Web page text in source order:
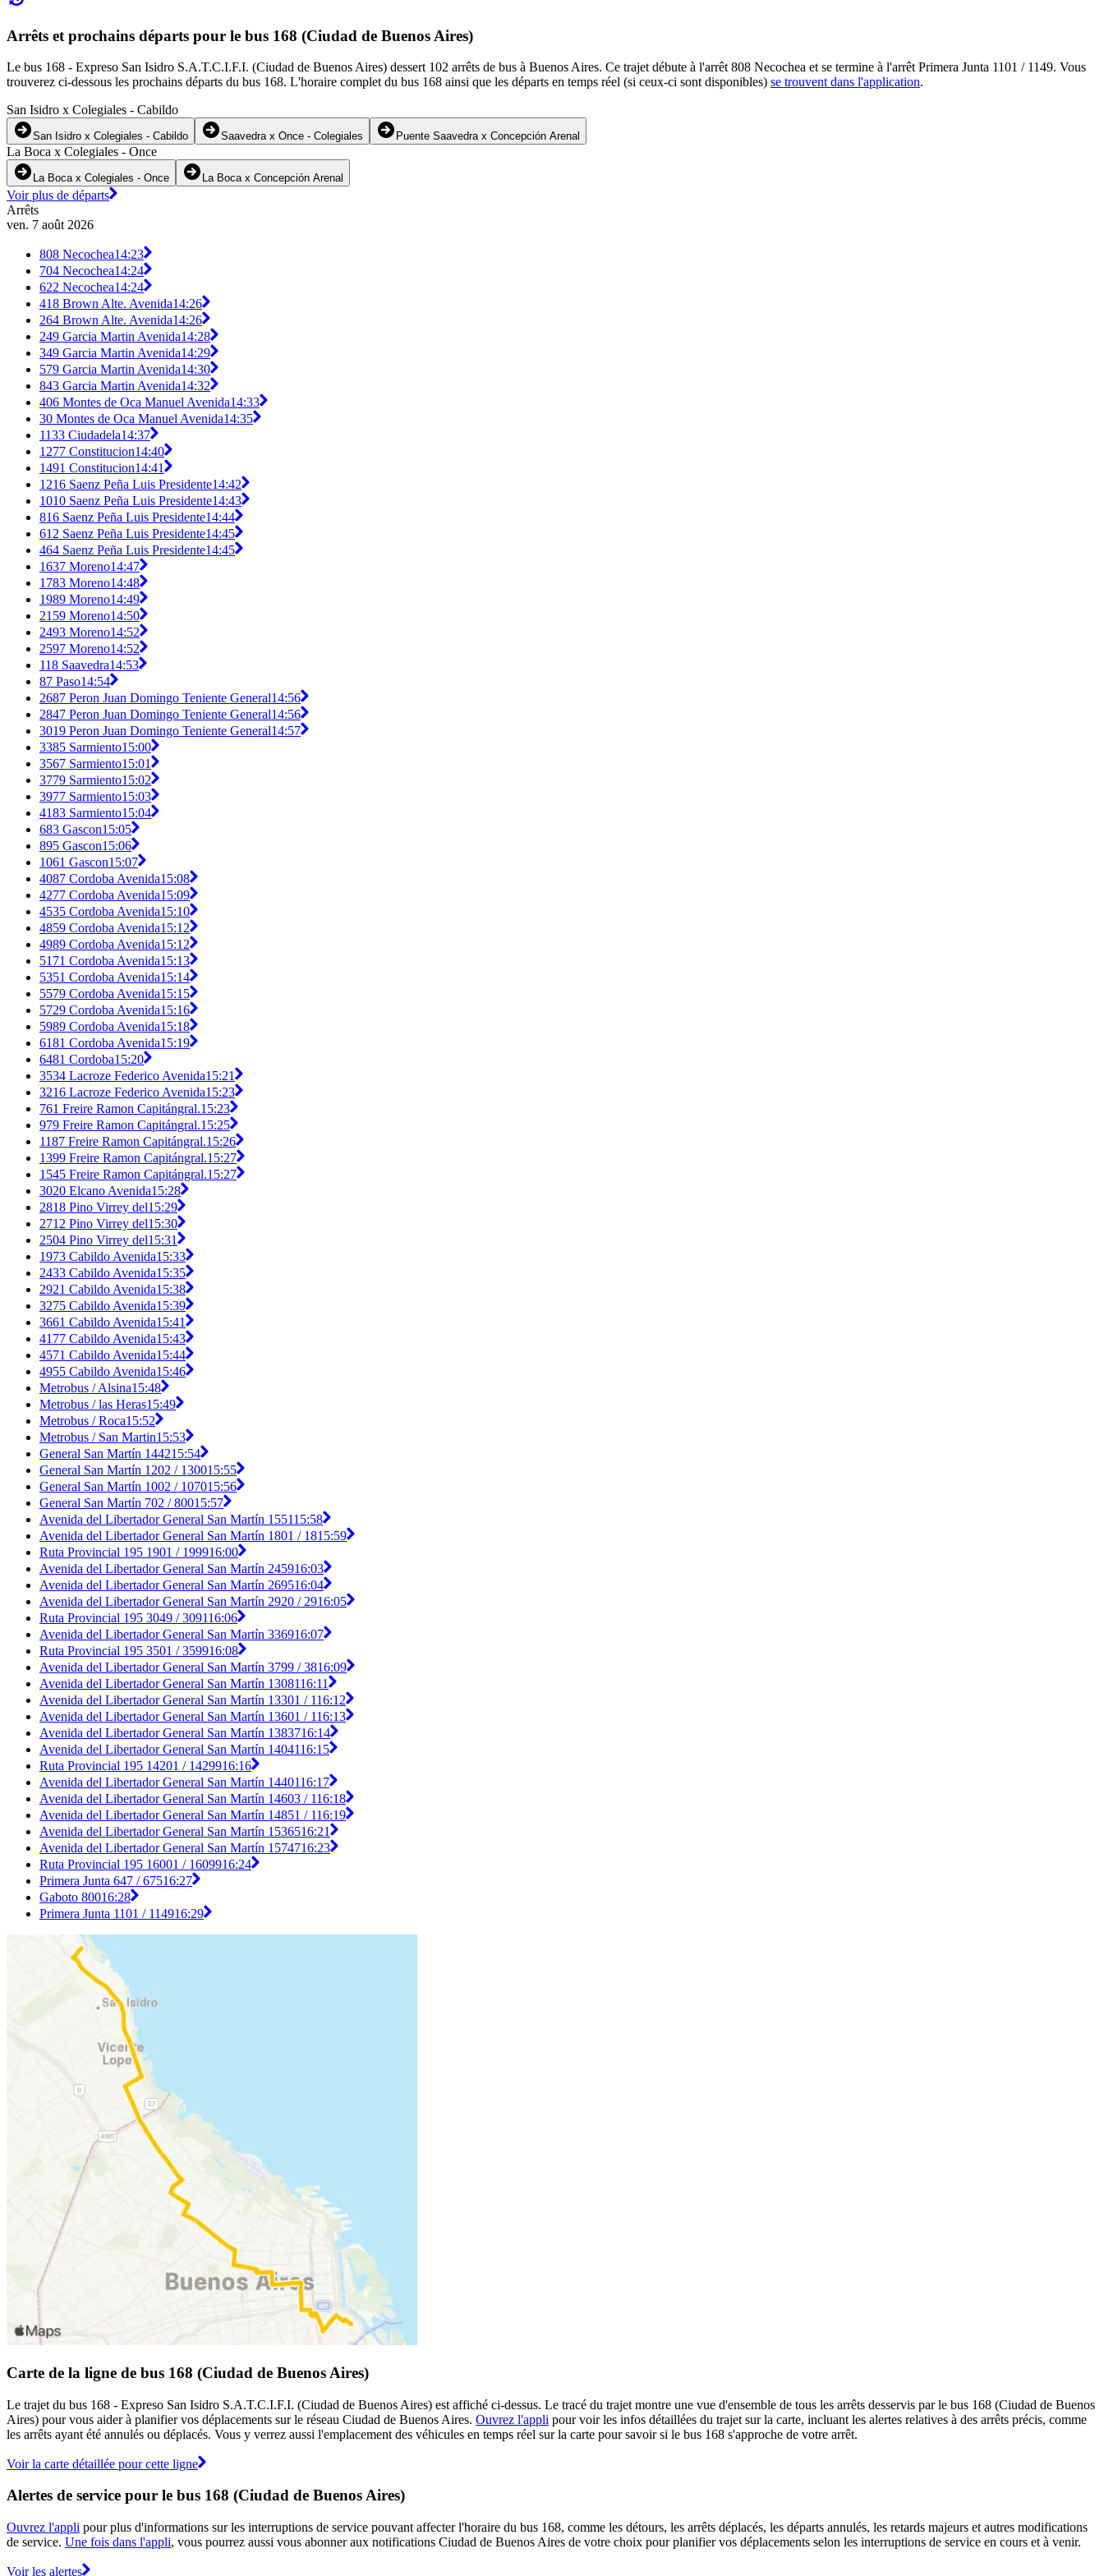
Arrêts et prochains départs pour le bus 168 (Ciudad de Buenos Aires)
Le bus 168 - Expreso San Isidro S.A.T.C.I.F.I. (Ciudad de Buenos Aires) dessert 102 arrêts de bus à Buenos Aires. Ce trajet débute à l'arrêt 808 Necochea et se termine à l'arrêt Primera Junta 1101 / 1149. Vous
trouverez ci-dessous les prochains départs du bus 168. L'horaire complet du bus 168 ainsi que les départs en temps réel (si ceux-ci sont disponibles) se trouvent dans l'application.
San Isidro x Colegiales - Cabildo
San Isidro x Colegiales - Cabildo Saavedra x Once - Colegiales Puente Saavedra x Concepción Arenal
La Boca x Colegiales - Once
La Boca x Colegiales - Once La Boca x Concepción Arenal
Voir plus de départs
Arrêts
ven. 7 août 2026
808 Necochea14:23
704 Necochea14:24
622 Necochea14:24
418 Brown Alte. Avenida14:26
264 Brown Alte. Avenida14:26
249 Garcia Martin Avenida14:28
349 Garcia Martin Avenida14:29
579 Garcia Martin Avenida14:30
843 Garcia Martin Avenida14:32
406 Montes de Oca Manuel Avenida14:33
30 Montes de Oca Manuel Avenida14:35
1133 Ciudadela14:37
1277 Constitucion14:40
1491 Constitucion14:41
1216 Saenz Peña Luis Presidente14:42
1010 Saenz Peña Luis Presidente14:43
816 Saenz Peña Luis Presidente14:44
612 Saenz Peña Luis Presidente14:45
464 Saenz Peña Luis Presidente14:45
1637 Moreno14:47
1783 Moreno14:48
1989 Moreno14:49
2159 Moreno14:50
2493 Moreno14:52
2597 Moreno14:52
118 Saavedra14:53
87 Paso14:54
2687 Peron Juan Domingo Teniente General14:56
2847 Peron Juan Domingo Teniente General14:56
3019 Peron Juan Domingo Teniente General14:57
3385 Sarmiento15:00
3567 Sarmiento15:01
3779 Sarmiento15:02
3977 Sarmiento15:03
4183 Sarmiento15:04
683 Gascon15:05
895 Gascon15:06
1061 Gascon15:07
4087 Cordoba Avenida15:08
4277 Cordoba Avenida15:09
4535 Cordoba Avenida15:10
4859 Cordoba Avenida15:12
4989 Cordoba Avenida15:12
5171 Cordoba Avenida15:13
5351 Cordoba Avenida15:14
5579 Cordoba Avenida15:15
5729 Cordoba Avenida15:16
5989 Cordoba Avenida15:18
6181 Cordoba Avenida15:19
6481 Cordoba15:20
3534 Lacroze Federico Avenida15:21
3216 Lacroze Federico Avenida15:23
761 Freire Ramon Capitángral.15:23
979 Freire Ramon Capitángral.15:25
1187 Freire Ramon Capitángral.15:26
1399 Freire Ramon Capitángral.15:27
1545 Freire Ramon Capitángral.15:27
3020 Elcano Avenida15:28
2818 Pino Virrey del15:29
2712 Pino Virrey del15:30
2504 Pino Virrey del15:31
1973 Cabildo Avenida15:33
2433 Cabildo Avenida15:35
2921 Cabildo Avenida15:38
3275 Cabildo Avenida15:39
3661 Cabildo Avenida15:41
4177 Cabildo Avenida15:43
4571 Cabildo Avenida15:44
4955 Cabildo Avenida15:46
Metrobus / Alsina15:48
Metrobus / las Heras15:49
Metrobus / Roca15:52
Metrobus / San Martin15:53
General San Martín 144215:54
General San Martín 1202 / 130015:55
General San Martín 1002 / 107015:56
General San Martín 702 / 80015:57
Avenida del Libertador General San Martín 155115:58
Avenida del Libertador General San Martín 1801 / 1815:59
Ruta Provincial 195 1901 / 199916:00
Avenida del Libertador General San Martín 245916:03
Avenida del Libertador General San Martín 269516:04
Avenida del Libertador General San Martín 2920 / 2916:05
Ruta Provincial 195 3049 / 309116:06
Avenida del Libertador General San Martín 336916:07
Ruta Provincial 195 3501 / 359916:08
Avenida del Libertador General San Martín 3799 / 3816:09
Avenida del Libertador General San Martín 1308116:11
Avenida del Libertador General San Martín 13301 / 116:12
Avenida del Libertador General San Martín 13601 / 116:13
Avenida del Libertador General San Martín 1383716:14
Avenida del Libertador General San Martín 1404116:15
Ruta Provincial 195 14201 / 1429916:16
Avenida del Libertador General San Martín 1440116:17
Avenida del Libertador General San Martín 14603 / 116:18
Avenida del Libertador General San Martín 14851 / 116:19
Avenida del Libertador General San Martín 1536516:21
Avenida del Libertador General San Martín 1574716:23
Ruta Provincial 195 16001 / 1609916:24
Primera Junta 647 / 67516:27
Gaboto 80016:28
Primera Junta 1101 / 114916:29
Carte de la ligne de bus 168 (Ciudad de Buenos Aires)
Le trajet du bus 168 - Expreso San Isidro S.A.T.C.I.F.I. (Ciudad de Buenos Aires) est affiché ci-dessus. Le tracé du trajet montre une vue d'ensemble de tous les arrêts desservis par le bus 168 (Ciudad de Buenos
Aires) pour vous aider à planifier vos déplacements sur le réseau Ciudad de Buenos Aires. Ouvrez l'appli pour voir les infos détaillées du trajet sur la carte, incluant les alertes relatives à des arrêts précis, comme
les arrêts ayant été annulés ou déplacés. Vous y verrez aussi l'emplacement des véhicules en temps réel sur la carte pour savoir si le bus 168 s'approche de votre arrêt.
Voir la carte détaillée pour cette ligne
Alertes de service pour le bus 168 (Ciudad de Buenos Aires)
Ouvrez l'appli pour plus d'informations sur les interruptions de service pouvant affecter l'horaire du bus 168, comme les détours, les arrêts déplacés, les départs annulés, les retards majeurs et autres modifications
de service. Une fois dans l'appli, vous pourrez aussi vous abonner aux notifications Ciudad de Buenos Aires de votre choix pour planifier vos déplacements selon les interruptions de service en cours et à venir.
Voir les alertes